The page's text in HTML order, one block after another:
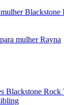
mulher Rayna